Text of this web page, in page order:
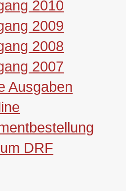
2010
2009
2008
2007
Ausgaben
DRF